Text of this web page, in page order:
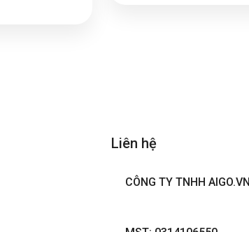
Liên hệ
CÔNG TY TNHH AIGO.VN